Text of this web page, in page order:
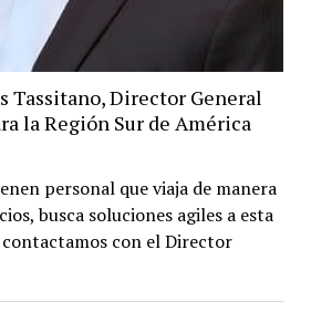
Tassitano, Director General
la Región Sur de América
personal que viaja de manera
busca soluciones agiles a esta
con el Director